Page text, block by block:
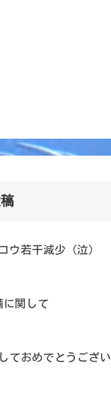
ウ若干減少（泣）
に関して
ておめでとうござ